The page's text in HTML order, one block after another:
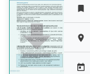



